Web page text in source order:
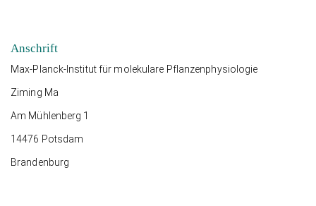
Anschrift
Max-Planck-Institut für molekulare Pflanzenphysiologie
Ziming Ma
Am Mühlenberg 1
14476 Potsdam
Brandenburg